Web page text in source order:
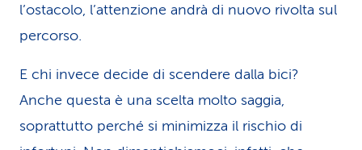
l’ostacolo, l’attenzione andrà di nuovo rivolta sul
percorso.
E chi invece decide di scendere dalla bici?
Anche questa è una scelta molto saggia,
soprattutto perché si minimizza il rischio di